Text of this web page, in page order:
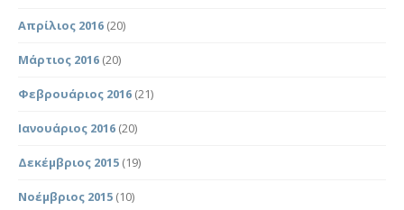
Απρίλιος 2016 (20)
Μάρτιος 2016 (20)
Φεβρουάριος 2016 (21)
Ιανουάριος 2016 (20)
Δεκέμβριος 2015 (19)
Νοέμβριος 2015 (10)